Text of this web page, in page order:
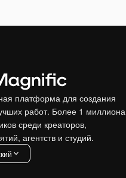
платформа для создания
работ. Более 1 миллиона
среди креаторов,
агентств и студий.